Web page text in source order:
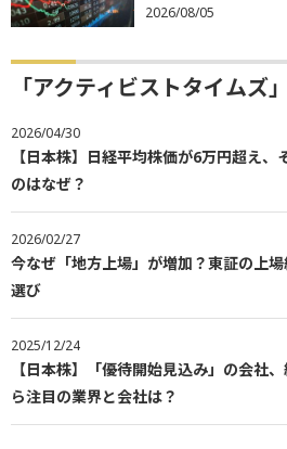
2026/08/05
「アクティビストタイムズ
2026/04/30
【日本株】日経平均株価が6万円超え
のはなぜ？
2026/02/27
今なぜ「地方上場」が増加？東証の上
選び
2025/12/24
【日本株】「優待開始見込み」の会社
ら注目の業界と会社は？